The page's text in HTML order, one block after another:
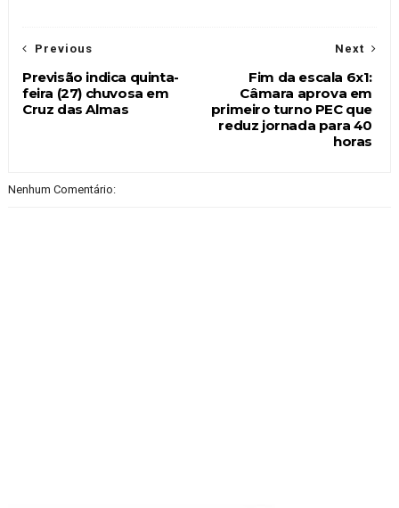
Next
Fim da escala 6x1:
Câmara aprova em
primeiro turno PEC que
reduz jornada para 40
horas
Previous
Previsão indica quinta-
feira (27) chuvosa em
Cruz das Almas
Nenhum Comentário: